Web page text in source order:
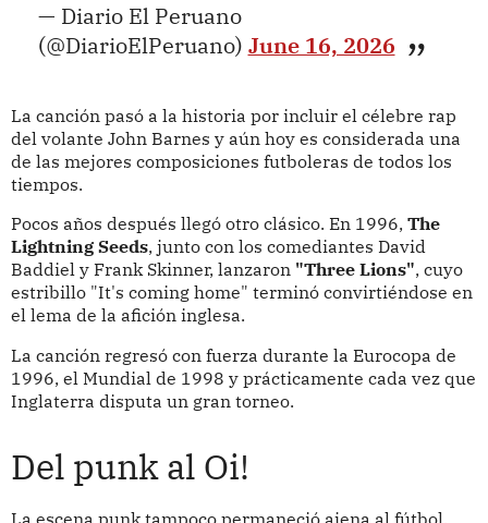
— Diario El Peruano
(@DiarioElPeruano) June 16, 2026
La canción pasó a la historia por incluir el célebre rap
del volante John Barnes y aún hoy es considerada una
de las mejores composiciones futboleras de todos los
tiempos.
Pocos años después llegó otro clásico. En 1996, The
Lightning Seeds, junto con los comediantes David
Baddiel y Frank Skinner, lanzaron "Three Lions", cuyo
estribillo "It's coming home" terminó convirtiéndose en
el lema de la afición inglesa.
La canción regresó con fuerza durante la Eurocopa de
1996, el Mundial de 1998 y prácticamente cada vez que
Inglaterra disputa un gran torneo.
Del punk al Oi!
La escena punk tampoco permaneció ajena al fútbol.